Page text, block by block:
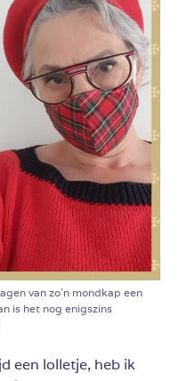
van zo’n mondkap een
is het nog enigszins
een lolletje, heb ik